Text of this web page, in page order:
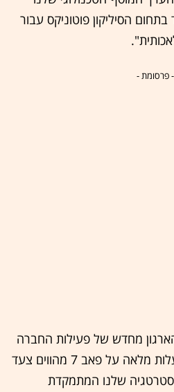
בתחום הסיליקון פוטוניקס עבור
- פרסומת -
מחדש של פעילות החברה
ביפן והמעבר המתוכנן לבעלות מלאה על פאב 7 מהווים צעד
שלנו המתמקדת